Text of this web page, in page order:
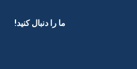
ما را دنبال کنید! ​